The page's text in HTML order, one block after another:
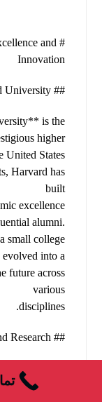
and
Innovation
## A Brief History of Harvard University
is the
higher
United States.
Harvard has
built
excellence,
alumni.
small college
evolved into a
future across
various
disciplines.
## Harvard’s Impact on Education and Research
leadership**.